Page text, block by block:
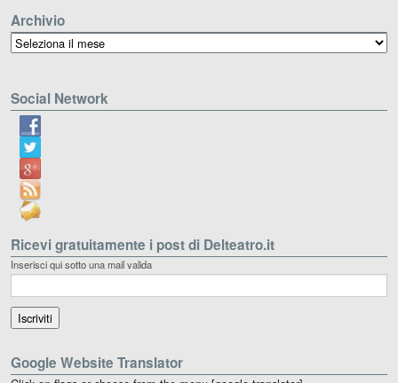
Archivio
Archivio
Social Network
Ricevi gratuitamente i post di Delteatro.it
Inserisci qui sotto una mail valida
Google Website Translator